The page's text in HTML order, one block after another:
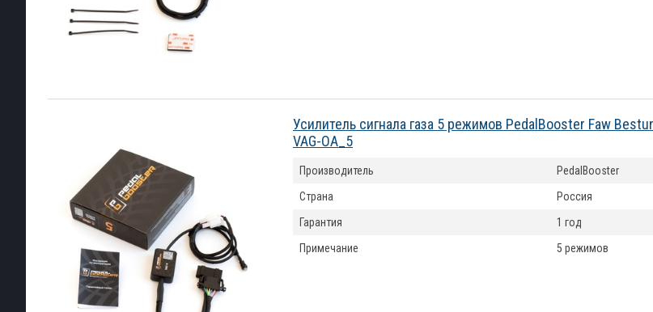
Усилитель сигнала газа 5 режимов PedalBooster Faw
VAG-OA_5
Производитель
PedalBooster
Страна
Россия
Гарантия
1 год
Примечание
5 режимов